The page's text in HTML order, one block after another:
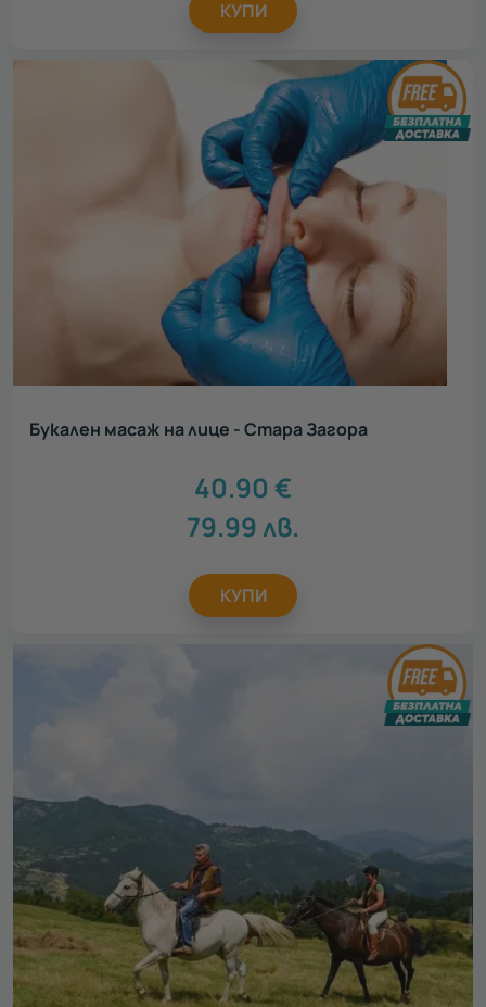
КУПИ
Букален масаж на лице - Стара Загора
40.90 €
79.99 лв.
КУПИ